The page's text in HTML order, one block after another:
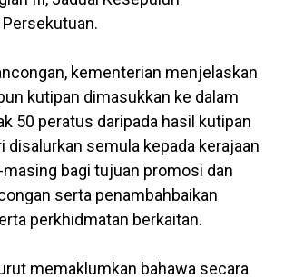
kementerian menjelaskan
kutipan dimasukkan ke dalam
50 peratus daripada hasil kutipan
disalurkan semula kepada kerajaan
bagi tujuan promosi dan
serta penambahbaikan
perkhidmatan berkaitan.
memaklumkan bahawa secara